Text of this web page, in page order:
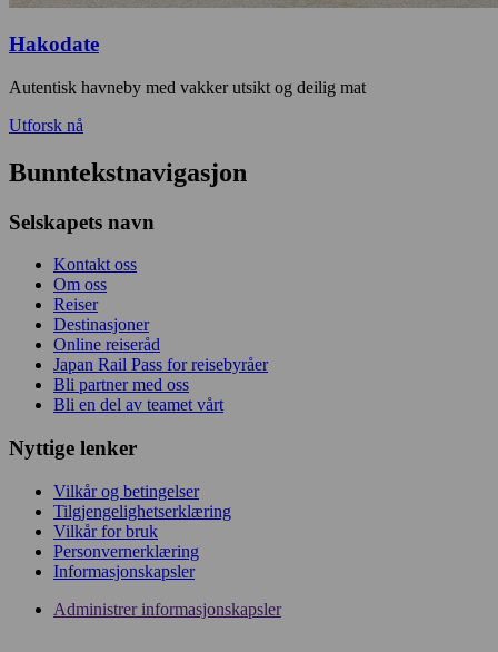
Hakodate
Autentisk havneby med vakker utsikt og deilig mat
Utforsk nå
Bunntekstnavigasjon
Selskapets navn
Kontakt oss
Om oss
Reiser
Destinasjoner
Online reiseråd
Japan Rail Pass for reisebyråer
Bli partner med oss
Bli en del av teamet vårt
Nyttige lenker
Vilkår og betingelser
Tilgjengelighetserklæring
Vilkår for bruk
Personvernerklæring
Informasjonskapsler
Administrer informasjonskapsler